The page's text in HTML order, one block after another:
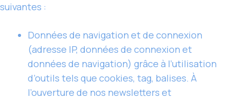
suivantes :
Données de navigation et de connexion
(adresse IP, données de connexion et
données de navigation) grâce à l’utilisation
d’outils tels que cookies, tag, balises. À
l’ouverture de nos newsletters et